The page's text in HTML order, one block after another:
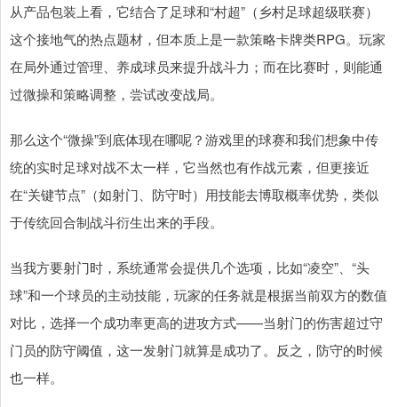
从产品包装上看，它结合了足球和“村超”（乡村足球超级联赛）
这个接地气的热点题材，但本质上是一款策略卡牌类RPG。玩家
在局外通过管理、养成球员来提升战斗力；而在比赛时，则能通
过微操和策略调整，尝试改变战局。
那么这个“微操”到底体现在哪呢？游戏里的球赛和我们想象中传
统的实时足球对战不太一样，它当然也有作战元素，但更接近
在“关键节点”（如射门、防守时）用技能去博取概率优势，类似
于传统回合制战斗衍生出来的手段。
当我方要射门时，系统通常会提供几个选项，比如“凌空”、“头
球”和一个球员的主动技能，玩家的任务就是根据当前双方的数值
对比，选择一个成功率更高的进攻方式——当射门的伤害超过守
门员的防守阈值，这一发射门就算是成功了。反之，防守的时候
也一样。